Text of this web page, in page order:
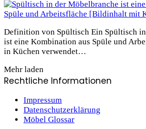
Definition von Spültisch Ein Spültisch
ist eine Kombination aus Spüle und
in Küchen verwendet…
Mehr laden
Rechtliche Informationen
Impressum
Datenschutzerklärung
Möbel Glossar